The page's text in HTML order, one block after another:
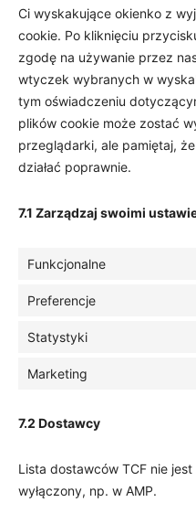
Ci wyskakujące okienko z
cookie. Po kliknięciu
zgodę na używanie przez
wtyczek wybranych w
tym oświadczeniu
plików cookie może zostać
przeglądarki, ale pamiętaj,
działać poprawnie.
7.1 Zarządzaj swoimi
Funkcjonalne
Preferencje
Statystyki
Marketing
7.2 Dostawcy
Lista dostawców TCF nie
wyłączony, np. w AMP.